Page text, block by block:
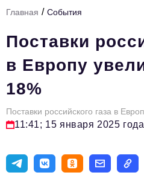
Персона номера
Юридический практикум
Стиль жизни
Импортозамещение
Главная / События
Поставки
в Европу
18%
Поставки российского газа в
11:41; 15 января 2025 года